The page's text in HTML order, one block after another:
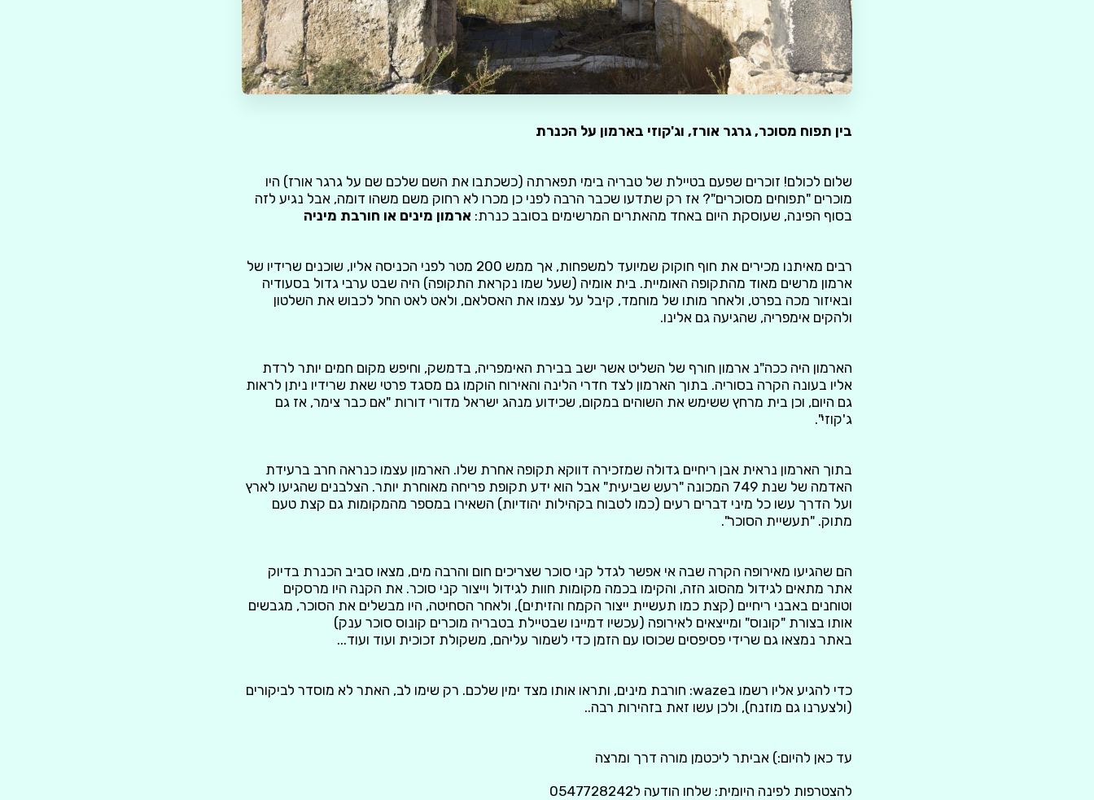
בין תפוח מסוכר, גרגר אורז, וג'קוזי בארמון על הכנרת
שלום לכולם! זוכרים שפעם בטיילת של טבריה בימי תפארתה (כשכתבו את השם שלכם שם על גרגר אורז) היו
מוכרים "תפוחים מסוכרים"? אז רק שתדעו שכבר הרבה לפני כן מכרו לא רחוק משם משהו דומה, אבל נגיע לזה
בסוף הפינה, שעוסקת היום באחד מהאתרים המרשימים בסובב כנרת: ארמון מינים או חורבת מיניה
רבים מאיתנו מכירים את חוף חוקוק שמיועד למשפחות, אך ממש 200 מטר לפני הכניסה אליו, שוכנים שרידיו של
ארמון מרשים מאוד מהתקופה האומיית. בית אומיה (שעל שמו נקראת התקופה) היה שבט ערבי גדול בסעודיה
ובאיזור מכה בפרט, ולאחר מותו של מוחמד, קיבל על עצמו את האסלאם, ולאט לאט החל לכבוש את השלטון
ולהקים אימפריה, שהגיעה גם אלינו.
הארמון היה ככה"נ ארמון חורף של השליט אשר ישב בבירת האימפריה, בדמשק, וחיפש מקום חמים יותר לרדת
אליו בעונה הקרה בסוריה. בתוך הארמון לצד חדרי הלינה והאירוח הוקמו גם מסגד פרטי שאת שרידיו ניתן לראות
גם היום, וכן בית מרחץ ששימש את השוהים במקום, שכידוע מנהג ישראל מדורי דורות "אם כבר צימר, אז גם
ג'קוזי".
בתוך הארמון נראית אבן ריחיים גדולה שמזכירה דווקא תקופה אחרת שלו. הארמון עצמו כנראה חרב ברעידת
האדמה של שנת 749 המכונה "רעש שביעית" אבל הוא ידע תקופת פריחה מאוחרת יותר. הצלבנים שהגיעו לארץ
ועל הדרך עשו כל מיני דברים רעים (כמו לטבוח בקהילות יהודיות) השאירו במספר מהמקומות גם קצת טעם
מתוק. "תעשיית הסוכר".
הם שהגיעו מאירופה הקרה שבה אי אפשר לגדל קני סוכר שצריכים חום והרבה מים, מצאו סביב הכנרת בדיוק
אתר מתאים לגידול מהסוג הזה, והקימו בכמה מקומות חוות לגידול וייצור קני סוכר. את הקנה היו מרסקים
וטוחנים באבני ריחיים (קצת כמו תעשיית ייצור הקמח והזיתים), ולאחר הסחיטה, היו מבשלים את הסוכר, מגבשים
אותו בצורת "קונוס" ומייצאים לאירופה (עכשיו דמיינו שבטיילת בטבריה מוכרים קונוס סוכר ענק)
באתר נמצאו גם שרידי פסיפסים שכוסו עם הזמן כדי לשמור עליהם, משקולת זכוכית ועוד ועוד...
כדי להגיע אליו רשמו בwaze: חורבת מינים, ותראו אותו מצד ימין שלכם. רק שימו לב, האתר לא מוסדר לביקורים
(ולצערנו גם מוזנח), ולכן עשו זאת בזהירות רבה..
עד כאן להיום:) אביתר ליכטמן מורה דרך ומרצה
להצטרפות לפינה היומית: שלחו הודעה ל0547728242